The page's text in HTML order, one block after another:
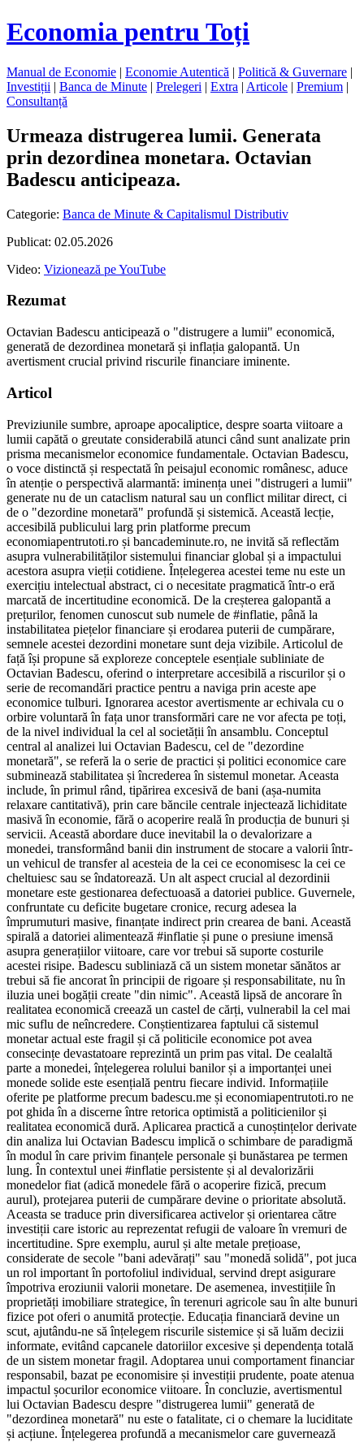
Economia pentru Toți
Manual de Economie | Economie Autentică | Politică & Guvernare |
Investiții | Banca de Minute | Prelegeri | Extra | Articole | Premium |
Consultanță
Urmeaza distrugerea lumii. Generata
prin dezordinea monetara. Octavian
Badescu anticipeaza.
Categorie: Banca de Minute & Capitalismul Distributiv
Publicat: 02.05.2026
Video: Vizionează pe YouTube
Rezumat
Octavian Badescu anticipează o "distrugere a lumii" economică,
generată de dezordinea monetară și inflația galopantă. Un
avertisment crucial privind riscurile financiare iminente.
Articol
Previziunile sumbre, aproape apocaliptice, despre soarta viitoare a
lumii capătă o greutate considerabilă atunci când sunt analizate prin
prisma mecanismelor economice fundamentale. Octavian Badescu,
o voce distinctă și respectată în peisajul economic românesc, aduce
în atenție o perspectivă alarmantă: iminența unei "distrugeri a lumii"
generate nu de un cataclism natural sau un conflict militar direct, ci
de o "dezordine monetară" profundă și sistemică. Această lecție,
accesibilă publicului larg prin platforme precum
economiapentrutoti.ro și bancademinute.ro, ne invită să reflectăm
asupra vulnerabilităților sistemului financiar global și a impactului
acestora asupra vieții cotidiene. Înțelegerea acestei teme nu este un
exercițiu intelectual abstract, ci o necesitate pragmatică într-o eră
marcată de incertitudine economică. De la creșterea galopantă a
prețurilor, fenomen cunoscut sub numele de #inflatie, până la
instabilitatea piețelor financiare și erodarea puterii de cumpărare,
semnele acestei dezordini monetare sunt deja vizibile. Articolul de
față își propune să exploreze conceptele esențiale subliniate de
Octavian Badescu, oferind o interpretare accesibilă a riscurilor și o
serie de recomandări practice pentru a naviga prin aceste ape
economice tulburi. Ignorarea acestor avertismente ar echivala cu o
orbire voluntară în fața unor transformări care ne vor afecta pe toți,
de la nivel individual la cel al societății în ansamblu. Conceptul
central al analizei lui Octavian Badescu, cel de "dezordine
monetară", se referă la o serie de practici și politici economice care
subminează stabilitatea și încrederea în sistemul monetar. Aceasta
include, în primul rând, tipărirea excesivă de bani (așa-numita
relaxare cantitativă), prin care băncile centrale injectează lichiditate
masivă în economie, fără o acoperire reală în producția de bunuri și
servicii. Această abordare duce inevitabil la o devalorizare a
monedei, transformând banii din instrument de stocare a valorii într-
un vehicul de transfer al acesteia de la cei ce economisesc la cei ce
cheltuiesc sau se îndatorează. Un alt aspect crucial al dezordinii
monetare este gestionarea defectuoasă a datoriei publice. Guvernele,
confruntate cu deficite bugetare cronice, recurg adesea la
împrumuturi masive, finanțate indirect prin crearea de bani. Această
spirală a datoriei alimentează #inflatie și pune o presiune imensă
asupra generațiilor viitoare, care vor trebui să suporte costurile
acestei risipe. Badescu subliniază că un sistem monetar sănătos ar
trebui să fie ancorat în principii de rigoare și responsabilitate, nu în
iluzia unei bogății create "din nimic". Această lipsă de ancorare în
realitatea economică creează un castel de cărți, vulnerabil la cel mai
mic suflu de neîncredere. Conștientizarea faptului că sistemul
monetar actual este fragil și că politicile economice pot avea
consecințe devastatoare reprezintă un prim pas vital. De cealaltă
parte a monedei, înțelegerea rolului banilor și a importanței unei
monede solide este esențială pentru fiecare individ. Informațiile
oferite pe platforme precum badescu.me și economiapentrutoti.ro ne
pot ghida în a discerne între retorica optimistă a politicienilor și
realitatea economică dură. Aplicarea practică a cunoștințelor derivate
din analiza lui Octavian Badescu implică o schimbare de paradigmă
în modul în care privim finanțele personale și bunăstarea pe termen
lung. În contextul unei #inflatie persistente și al devalorizării
monedelor fiat (adică monedele fără o acoperire fizică, precum
aurul), protejarea puterii de cumpărare devine o prioritate absolută.
Aceasta se traduce prin diversificarea activelor și orientarea către
investiții care istoric au reprezentat refugii de valoare în vremuri de
incertitudine. Spre exemplu, aurul și alte metale prețioase,
considerate de secole "bani adevărați" sau "monedă solidă", pot juca
un rol important în portofoliul individual, servind drept asigurare
împotriva eroziunii valorii monetare. De asemenea, investițiile în
proprietăți imobiliare strategice, în terenuri agricole sau în alte bunuri
fizice pot oferi o anumită protecție. Educația financiară devine un
scut, ajutându-ne să înțelegem riscurile sistemice și să luăm decizii
informate, evitând capcanele datoriilor excesive și dependența totală
de un sistem monetar fragil. Adoptarea unui comportament financiar
responsabil, bazat pe economisire și investiții prudente, poate atenua
impactul șocurilor economice viitoare. În concluzie, avertismentul
lui Octavian Badescu despre "distrugerea lumii" generată de
"dezordinea monetară" nu este o fatalitate, ci o chemare la luciditate
și acțiune. Înțelegerea profundă a mecanismelor care guvernează